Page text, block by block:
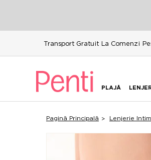
Transport Gratuit La Comenzi
PLAJĂ
Pagină Principală Lenjerie